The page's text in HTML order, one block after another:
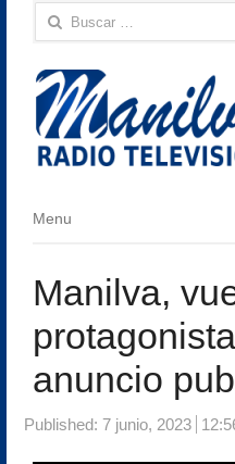
Buscar:
Menu
Menu
Manilva,
anuncio
Published: 7 junio, 2023